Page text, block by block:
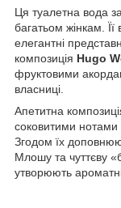
Ця туалетна вода
багатьом жінкам. Її
елегантні
композиція Hugo
фруктовими
власниці.
Апетитна
соковитими нотами
Згодом їх
Млошу та чуттєву
утворюють